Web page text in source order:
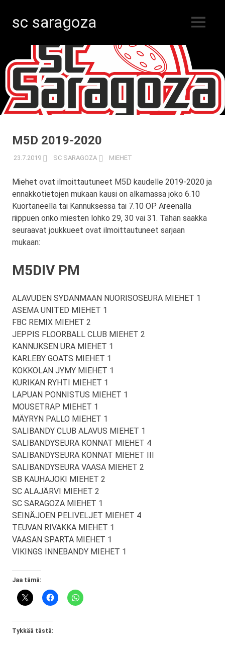
content
sc saragoza
Kristiinankaupungissa
vuodesta
1996
MENU
M5D 2019-2020
23.7.2019 SC SARAGOZA MIEHET
Miehet ovat ilmoittautuneet M5D kaudelle 2019-2020 ja
ennakkotietojen mukaan kausi on alkamassa joko 6.10
Kuortaneella tai Kannuksessa tai 7.10 OP Areenalla
riippuen onko miesten lohko 29, 30 vai 31. Tähän saakka
seuraavat joukkueet ovat ilmoittautuneet sarjaan
mukaan:
M5DIV PM
ALAVUDEN SYDANMAAN NUORISOSEURA MIEHET 1
ASEMA UNITED MIEHET 1
FBC REMIX MIEHET 2
JEPPIS FLOORBALL CLUB MIEHET 2
KANNUKSEN URA MIEHET 1
KARLEBY GOATS MIEHET 1
KOKKOLAN JYMY MIEHET 1
KURIKAN RYHTI MIEHET 1
LAPUAN PONNISTUS MIEHET 1
MOUSETRAP MIEHET 1
MÄYRYN PALLO MIEHET 1
SALIBANDY CLUB ALAVUS MIEHET 1
SALIBANDYSEURA KONNAT MIEHET 4
SALIBANDYSEURA KONNAT MIEHET III
SALIBANDYSEURA VAASA MIEHET 2
SB KAUHAJOKI MIEHET 2
SC ALAJÄRVI MIEHET 2
SC SARAGOZA MIEHET 1
SEINÄJOEN PELIVELJET MIEHET 4
TEUVAN RIVAKKA MIEHET 1
VAASAN SPARTA MIEHET 1
VIKINGS INNEBANDY MIEHET 1
Jaa tämä:
Tykkää tästä: